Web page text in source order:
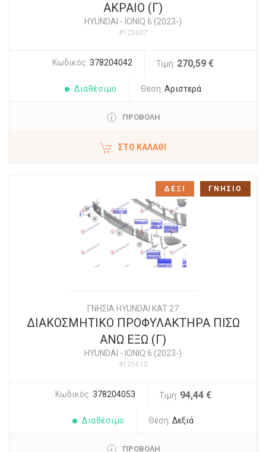
ΑΚΡΑΙΟ (Γ)
HYUNDAI - IONIQ 6 (2023-)
#125607
Κωδικός: 378204042 Τιμή: 270,59 €
Διαθέσιμο Θέση: Αριστερά
ΠΡΟΒΟΛΗ
ΣΤΟ ΚΑΛΆΘΙ
ΓΝΗΣΙΑ HYUNDAI KAT 27
ΔΙΑΚΟΣΜΗΤΙΚΟ ΠΡΟΦΥΛΑΚΤΗΡΑ ΠΙΣΩ
ΑΝΩ ΕΞΩ (Γ)
HYUNDAI - IONIQ 6 (2023-)
#125610
Κωδικός: 378204053 Τιμή: 94,44 €
Διαθέσιμο Θέση: Δεξιά
ΠΡΟΒΟΛΗ
ΔΕΞΙ ΓΝΗΣΙΟ